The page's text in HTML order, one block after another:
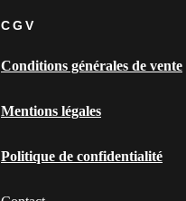
CGV
Conditions générales de vente
Mentions légales
Politique de confidentialité